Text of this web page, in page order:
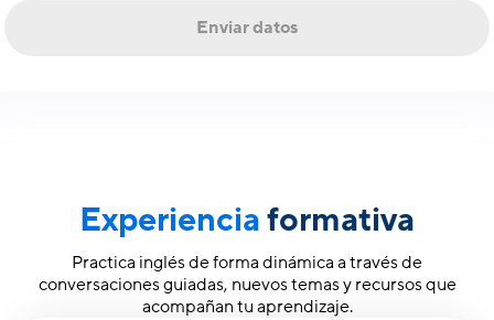
Enviar datos
Experienciaformativa
Practica inglés de forma dinámica a través de
conversaciones guiadas, nuevos temas y recursos que
acompañan tu aprendizaje.